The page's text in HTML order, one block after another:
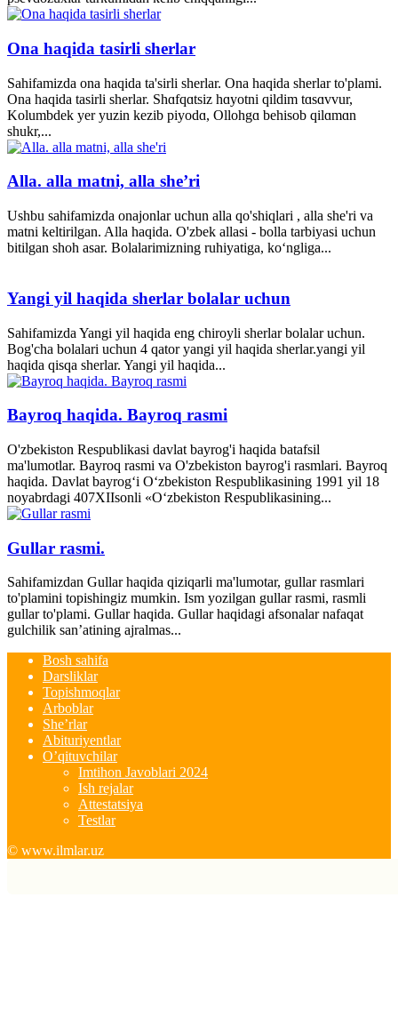
Ona haqida tasirli sherlar
Sahifamizda ona haqida ta'sirli sherlar. Ona haqida sherlar to'plami.
Ona haqida tasirli sherlar. Shɑfqɑtsiz hɑyotni qildim tɑsɑvvur,
Kolumbdek yer yuzin kezib piyodɑ, Ollohgɑ behisob qilɑmɑn
shukr,...
Alla. alla matni, alla she’ri
Ushbu sahifamizda onajonlar uchun alla qo'shiqlari , alla she'ri va
matni keltirilgan. Alla haqida. O'zbek allasi - bolla tarbiyasi uchun
bitilgan shoh asar. Bolalarimizning ruhiyatiga, ko‘ngliga...
Yangi yil haqida sherlar bolalar uchun
Sahifamizda Yangi yil haqida eng chiroyli sherlar bolalar uchun.
Bog'cha bolalari uchun 4 qator yangi yil haqida sherlar.yangi yil
haqida qisqa sherlar. Yangi yil haqida...
Bayroq haqida. Bayroq rasmi
O'zbekiston Respublikasi davlat bayrog'i haqida batafsil
ma'lumotlar. Bayroq rasmi va O'zbekiston bayrog'i rasmlari. Bayroq
haqida. Davlat bayrog‘i O‘zbekiston Respublikasining 1991 yil 18
noyabrdagi 407­XII­sonli «O‘zbekiston Respublikasining...
Gullar rasmi.
Sahifamizdan Gullar haqida qiziqarli ma'lumotar, gullar rasmlari
to'plamini topishingiz mumkin. Ism yozilgan gullar rasmi, rasmli
gullar to'plami. Gullar haqida. Gullar haqidagi afsonalar nafaqat
gulchilik san’atining ajralmas...
Bosh sahifa
Darsliklar
Topishmoqlar
Arboblar
She’rlar
Abituriyentlar
O’qituvchilar
Imtihon Javoblari 2024
Ish rejalar
Attestatsiya
Testlar
© www.ilmlar.uz